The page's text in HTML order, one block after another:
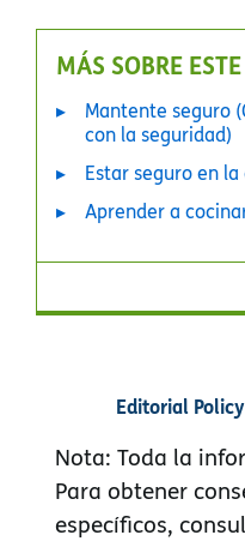
MÁS SOBRE
Mantente seguro
con la seguridad)
Estar seguro en la
Aprender a
Editorial Policy
Nota: Toda la
Para obtener
específicos,